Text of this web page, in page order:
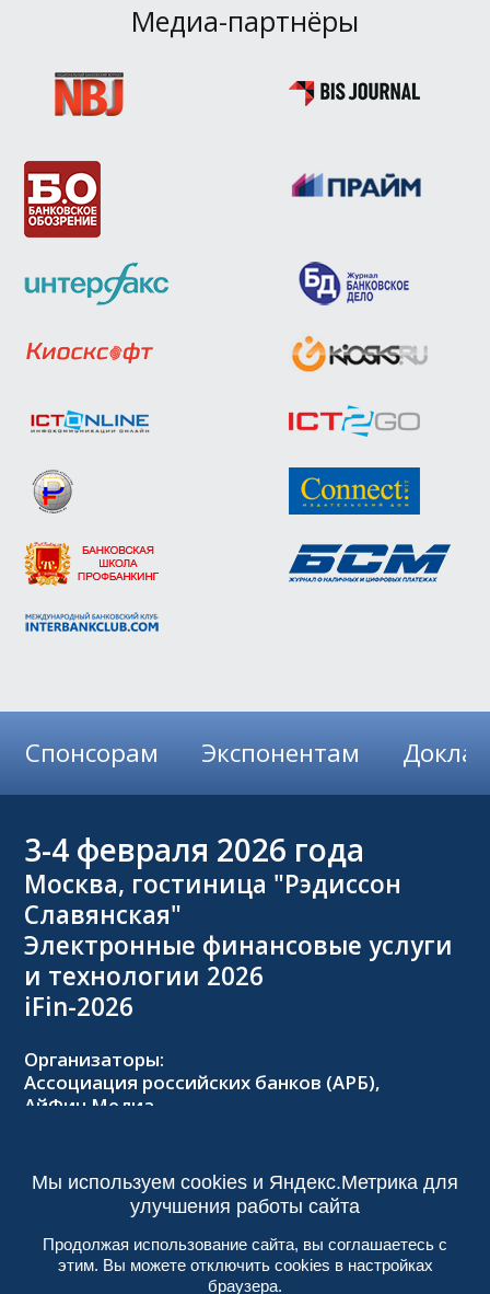
Медиа-партнёры
Спонсорам Экспонентам
3-4 февраля 2026 года
Москва, гостиница "Рэдиссон
Славянская"
Электронные финансовые услуги
и технологии 2026
iFin-2026
Организаторы:
Ассоциация российских банков (АРБ),
АйФин Медиа
Тел.: +7 (495) 229-8502, 2026@forumifin.ru
© 2013-2024, ООО «АйФин Медиа»
Мы используем cookies и Яндекс.Метрика для
улучшения работы сайта
Продолжая использование сайта, вы соглашаетесь с
этим. Вы можете отключить cookies в настройках
браузера.